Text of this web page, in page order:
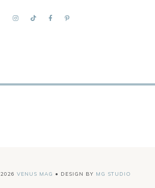
2026 VENUS MAG • DESIGN BY MG STUDIO